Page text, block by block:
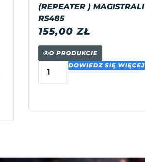
(REPEATER ) MAGISTRALI
RS485
155,00ZŁ
O PRODUKCIE
DOWIEDZ SIĘ WIĘCEJ